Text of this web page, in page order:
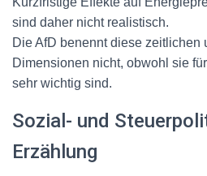
sind daher nicht realistisch.
Die AfD benennt diese zeitlichen
Dimensionen nicht, obwohl sie
sehr wichtig sind.
Sozial- und
Erzählung